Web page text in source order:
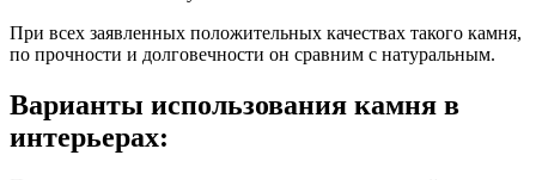
При всех заявленных положительных качествах такого камня,
по прочности и долговечности он сравним с натуральным.
Варианты использования камня в
интерьерах: